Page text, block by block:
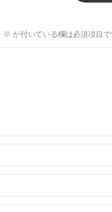
※ が付いている欄は必須項目で